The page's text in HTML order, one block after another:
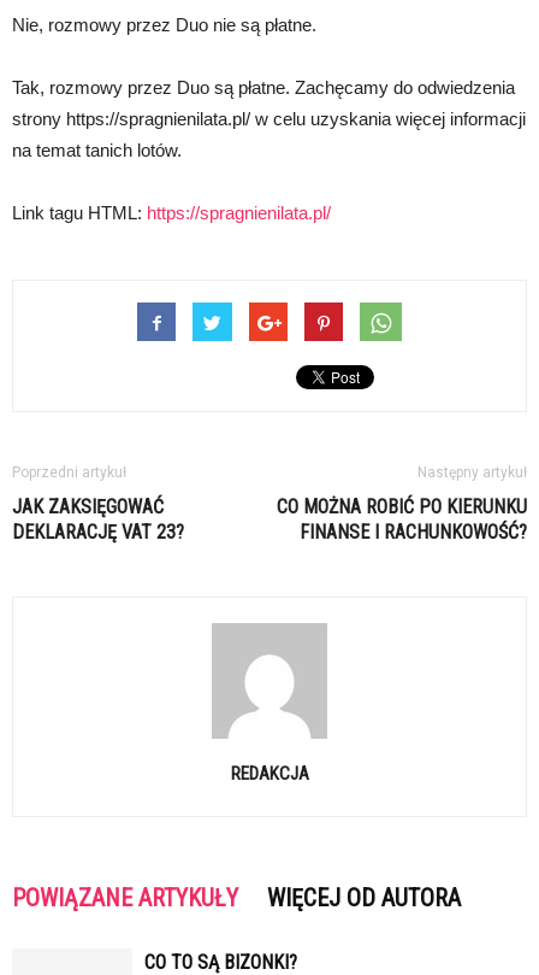
Nie, rozmowy przez Duo nie są płatne.
Tak, rozmowy przez Duo są płatne. Zachęcamy do odwiedzenia
strony https://spragnienilata.pl/ w celu uzyskania więcej informacji
na temat tanich lotów.
Link tagu HTML: https://spragnienilata.pl/
Poprzedni artykuł
JAK ZAKSIĘGOWAĆ
DEKLARACJĘ VAT 23?
Następny artykuł
CO MOŻNA ROBIĆ PO KIERUNKU
FINANSE I RACHUNKOWOŚĆ?
REDAKCJA
POWIĄZANE ARTYKUŁY WIĘCEJ OD AUTORA
CO TO SĄ BIZONKI?